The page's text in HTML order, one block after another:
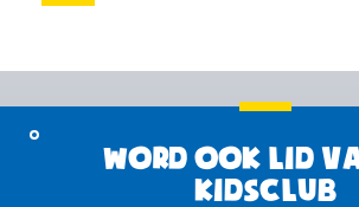
Word ook lid
KidsClub